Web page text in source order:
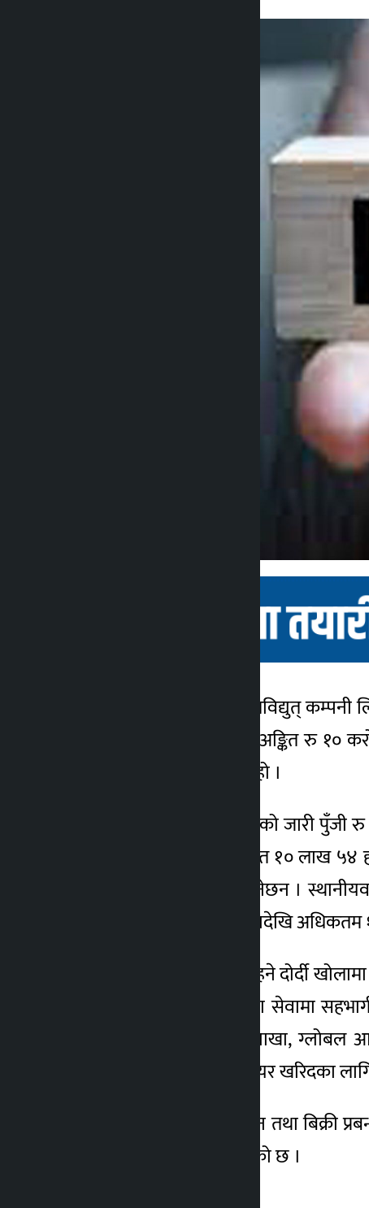
काठमाडौं । दोर्र्दी खोला जलविद्युत्
कम्पनीले प्रतिकित्ता रु १०० अङ्कित रु
आइपिओ बिक्री खुला गरेको हो ।
कम्पनीले आजदेखि खुला गरेको जारी पुँजी
मूल्य बराबरको रु १०० अङ्कित १० लाख ५४
बासिन्दाले आवेदन दिन सक्नेछन ।
११ गतेसम्म न्यूनतम १० कित्तादेखि
कम्पनीले हाल दोर्र्दी भएर बहने दोर्दी
बोर्डबाट अनुमति प्राप्त आस्वा सेवामा
सिद्धार्थ बैंकको बेँशीसहर शाखा,
बेंशीसहर शाखाबाट समेत शेयर खरिदका
कम्पनीको धितोपत्र निष्काशन तथा
रेटिङको प्रमाणपत्र प्रदान गरेको छ ।